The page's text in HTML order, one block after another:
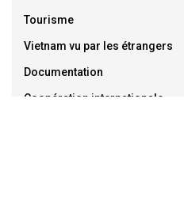
Tourisme
Vietnam vu par les étrangers
Documentation
Coopération internationale